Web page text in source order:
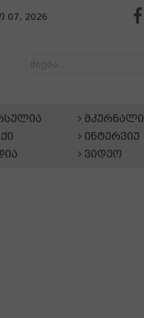
07, 2026
მკურნალი
ინტერვიუ
ვიდეო